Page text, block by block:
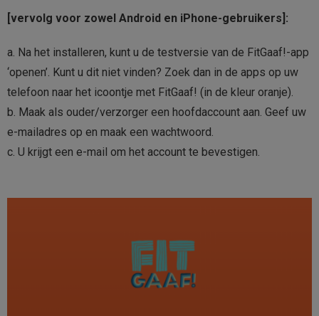
[vervolg voor zowel Android en iPhone-gebruikers]:
a. Na het installeren, kunt u de testversie van de FitGaaf!-app
‘openen’. Kunt u dit niet vinden? Zoek dan in de apps op uw
telefoon naar het icoontje met FitGaaf! (in de kleur oranje).
b. Maak als ouder/verzorger een hoofdaccount aan. Geef uw
e-mailadres op en maak een wachtwoord.
c. U krijgt een e-mail om het account te bevestigen.